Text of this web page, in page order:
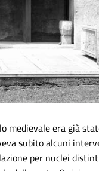
medievale era già
subito alcuni
per nuclei